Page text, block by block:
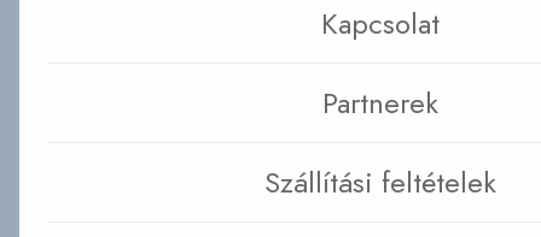
Kapcsolat
Partnerek
Szállítási feltételek